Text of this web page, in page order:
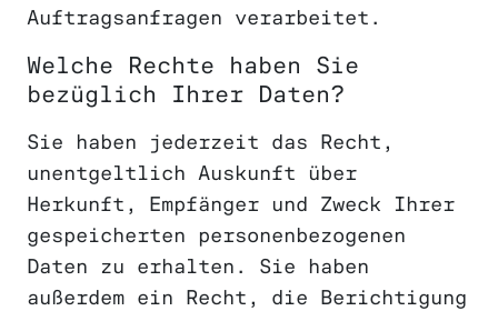
Auftragsanfragen verarbeitet.
Welche Rechte haben Sie
bezüglich Ihrer Daten?
Sie haben jederzeit das Recht,
unentgeltlich Auskunft über
Herkunft, Empfänger und Zweck Ihrer
gespeicherten personenbezogenen
Daten zu erhalten. Sie haben
außerdem ein Recht, die Berichtigung